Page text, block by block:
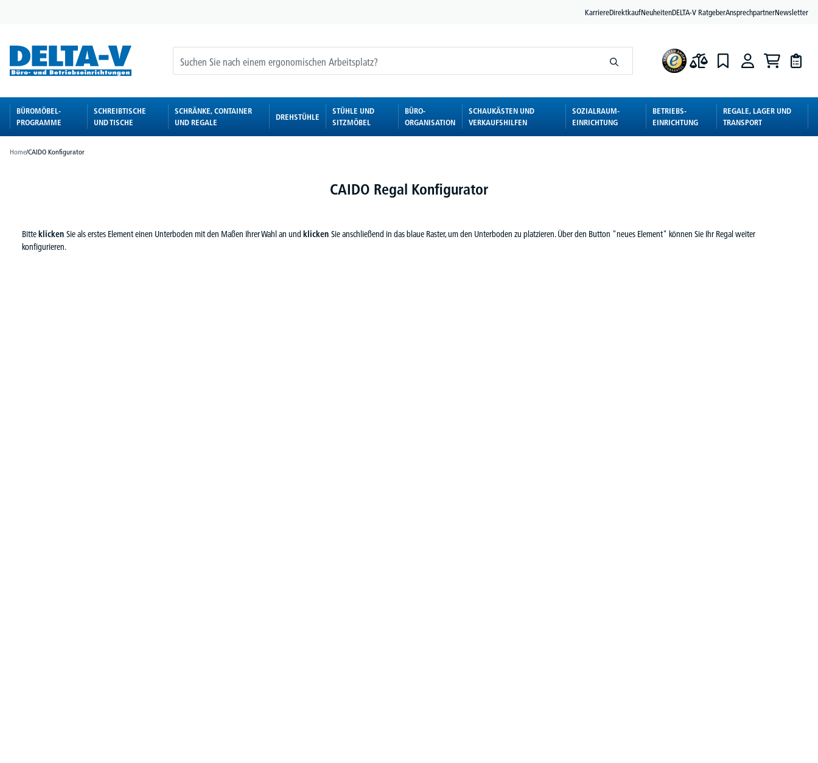
KarriereDirektkaufNeuheitenDELTA-V RatgeberAnsprechpartnerNewsletter
BÜROMÖBEL-
PROGRAMME
SCHREIBTISCHE
UND TISCHE
SCHRÄNKE, CONTAINER
UND REGALE
DREHSTÜHLE
STÜHLE UND
SITZMÖBEL
BÜRO-
ORGANISATION
SCHAUKÄSTEN UND
VERKAUFSHILFEN
SOZIALRAUM-
EINRICHTUNG
BETRIEBS-
EINRICHTUNG
REGALE, LAGER UND
TRANSPORT
Home/CAIDO Konfigurator
CAIDO Regal Konfigurator
Bitteklicken Sie als erstes Element einen Unterboden mit den Maßen Ihrer Wahl an und klicken Sie anschließend in das blaue Raster, um den Unterboden zu platzieren. Über den Button "neues Element" können Sie Ihr Regal weiter
konfigurieren.